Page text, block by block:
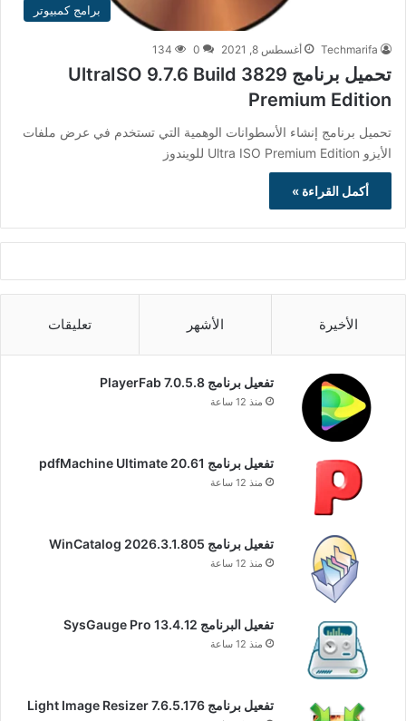
برامج كمبيوتر
Techmarifa أغسطس 8, 2021 0
134
تحميل برنامج UltraISO 9.7.6 Build 3829
Premium Edition
تحميل برنامج إنشاء الأسطوانات الوهمية التي تستخدم في عرض ملفات
الأيزو Ultra ISO Premium Edition للويندوز
أكمل القراءة »
الأخيرة الأشهر تعليقات
تفعيل برنامج PlayerFab 7.0.5.8
منذ 12 ساعة
تفعيل برنامج pdfMachine Ultimate 20.61
منذ 12 ساعة
تفعيل برنامج WinCatalog 2026.3.1.805
منذ 12 ساعة
تفعيل البرنامج 13.4.12 SysGauge Pro
منذ 12 ساعة
تفعيل برنامج Light Image Resizer 7.6.5.176